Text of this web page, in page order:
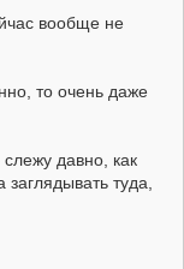
вообще не
то очень даже
давно, как
туда,